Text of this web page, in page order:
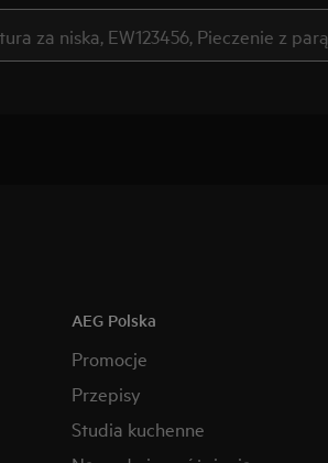
AEG Polska
Promocje
Przepisy
Studia kuchenne